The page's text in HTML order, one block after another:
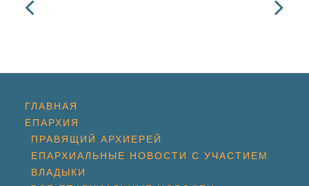
ГЛАВНАЯ
ЕПАРХИЯ
ПРАВЯЩИЙ АРХИЕРЕЙ
ЕПАРХИАЛЬНЫЕ НОВОСТИ С УЧАСТИЕМ
ВЛАДЫКИ